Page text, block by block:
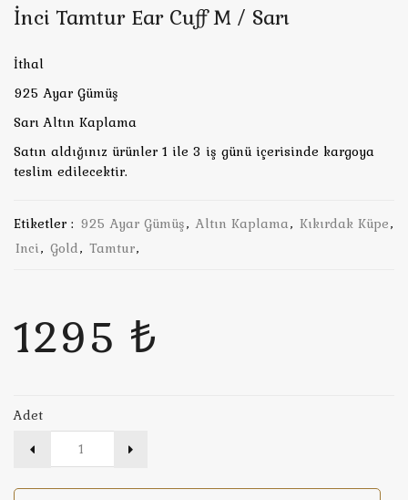
İnci Tamtur Ear Cuff M / Sarı
İthal
925 Ayar Gümüş
Sarı Altın Kaplama
Satın aldığınız ürünler 1 ile 3 iş günü içerisinde kargoya
teslim edilecektir.
Etiketler : 925 Ayar Gümüş, Altın Kaplama, Kıkırdak Küpe,
Inci, Gold, Tamtur,
1295 ₺
Adet